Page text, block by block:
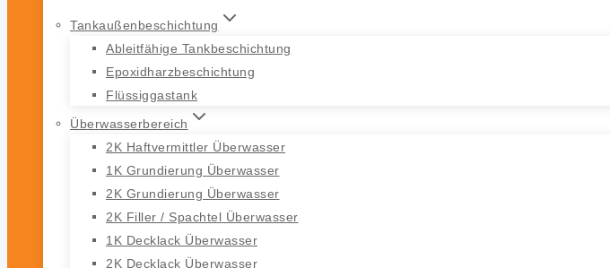
Tankaußenbeschichtung
Ableitfähige Tankbeschichtung
Epoxidharzbeschichtung
Flüssiggastank
Überwasserbereich
2K Haftvermittler Überwasser
1K Grundierung Überwasser
2K Grundierung Überwasser
2K Filler / Spachtel Überwasser
1K Decklack Überwasser
2K Decklack Überwasser